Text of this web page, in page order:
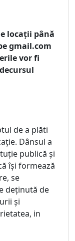
locații până
gmail.com
vor fi
de a plăti
Dânsul a
publică și
își formează
se
deținută de
și
in